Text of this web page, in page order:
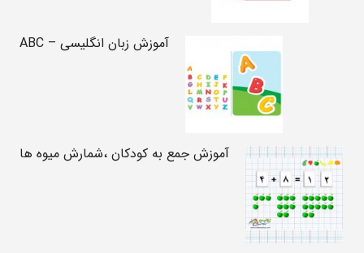
آموزش زبان انگلیسی – ABC
آموزش جمع به کودکان ،شمارش میوه ها